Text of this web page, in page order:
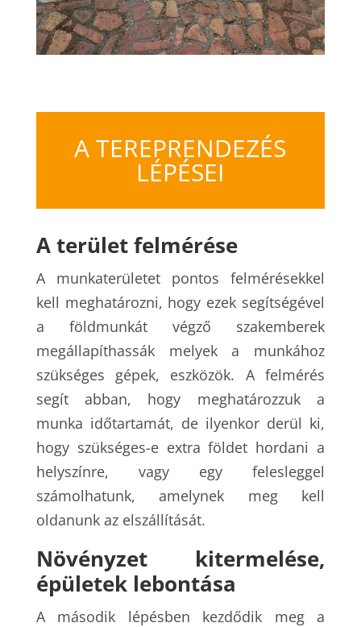
A TEREPRENDEZÉS
LÉPÉSEI
A terület felmérése
A munkaterületet pontos felmérésekkel
kell meghatározni, hogy ezek segítségével
a földmunkát végző szakemberek
megállapíthassák melyek a munkához
szükséges gépek, eszközök. A felmérés
segít abban, hogy meghatározzuk a
munka időtartamát, de ilyenkor derül ki,
hogy szükséges-e extra földet hordani a
helyszínre, vagy egy felesleggel
számolhatunk, amelynek meg kell
oldanunk az elszállítását.
Növényzet kitermelése,
épületek lebontása
A második lépésben kezdődik meg a